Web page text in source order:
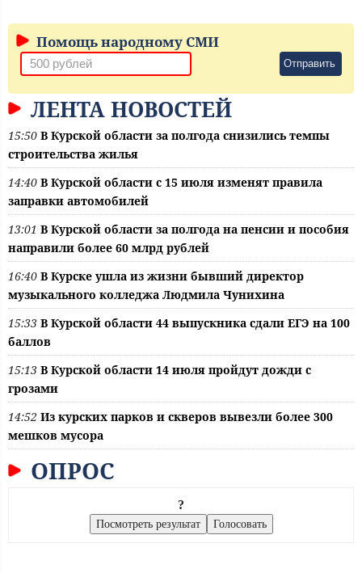
Помощь народному СМИ
Отправить
ЛЕНТА НОВОСТЕЙ
15:50 В Курской области за полгода снизились темпы
строительства жилья
14:40 В Курской области с 15 июля изменят правила
заправки автомобилей
13:01 В Курской области за полгода на пенсии и пособия
направили более 60 млрд рублей
16:40 В Курске ушла из жизни бывший директор
музыкального колледжа Людмила Чунихина
15:33 В Курской области 44 выпускника сдали ЕГЭ на 100
баллов
15:13 В Курской области 14 июля пройдут дожди с
грозами
14:52 Из курских парков и скверов вывезли более 300
мешков мусора
ОПРОС
?